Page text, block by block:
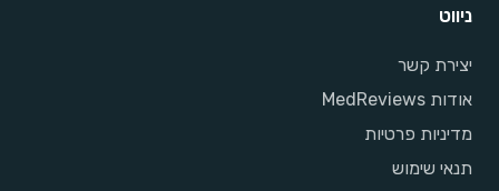
ניווט
יצירת קשר
אודות MedReviews
מדיניות פרטיות
תנאי שימוש